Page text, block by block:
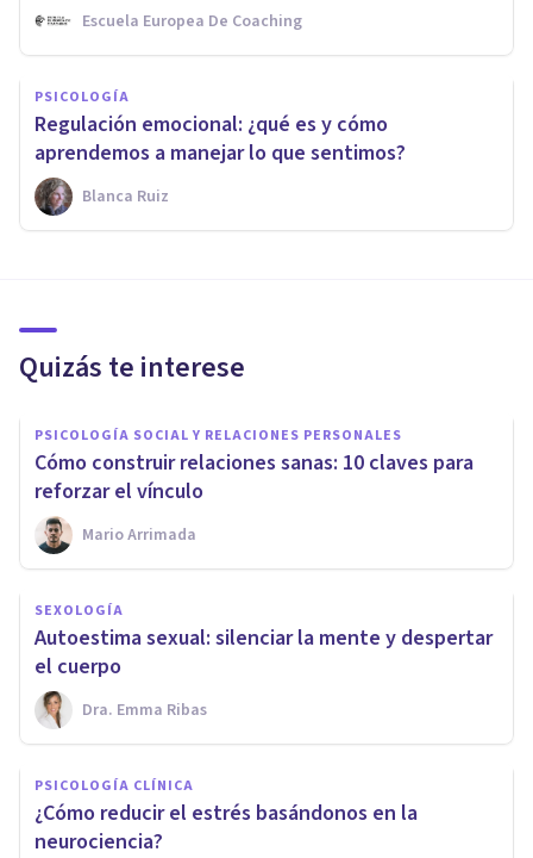
Escuela Europea De Coaching
PSICOLOGÍA
Regulación emocional: ¿qué es y cómo
aprendemos a manejar lo que sentimos?
Blanca Ruiz
Quizás te interese
PSICOLOGÍA SOCIAL Y RELACIONES PERSONALES
Cómo construir relaciones sanas: 10 claves para
reforzar el vínculo
Mario Arrimada
SEXOLOGÍA
Autoestima sexual: silenciar la mente y despertar
el cuerpo
Dra. Emma Ribas
PSICOLOGÍA CLÍNICA
¿Cómo reducir el estrés basándonos en la
neurociencia?